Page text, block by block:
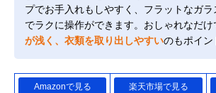
プでお手入れもしやすく、フラットなガ
でラクに操作ができます。おしゃれなだけ
が浅く、衣類を取り出しやすいのもポイン
Amazonで見る 楽天市場で見る